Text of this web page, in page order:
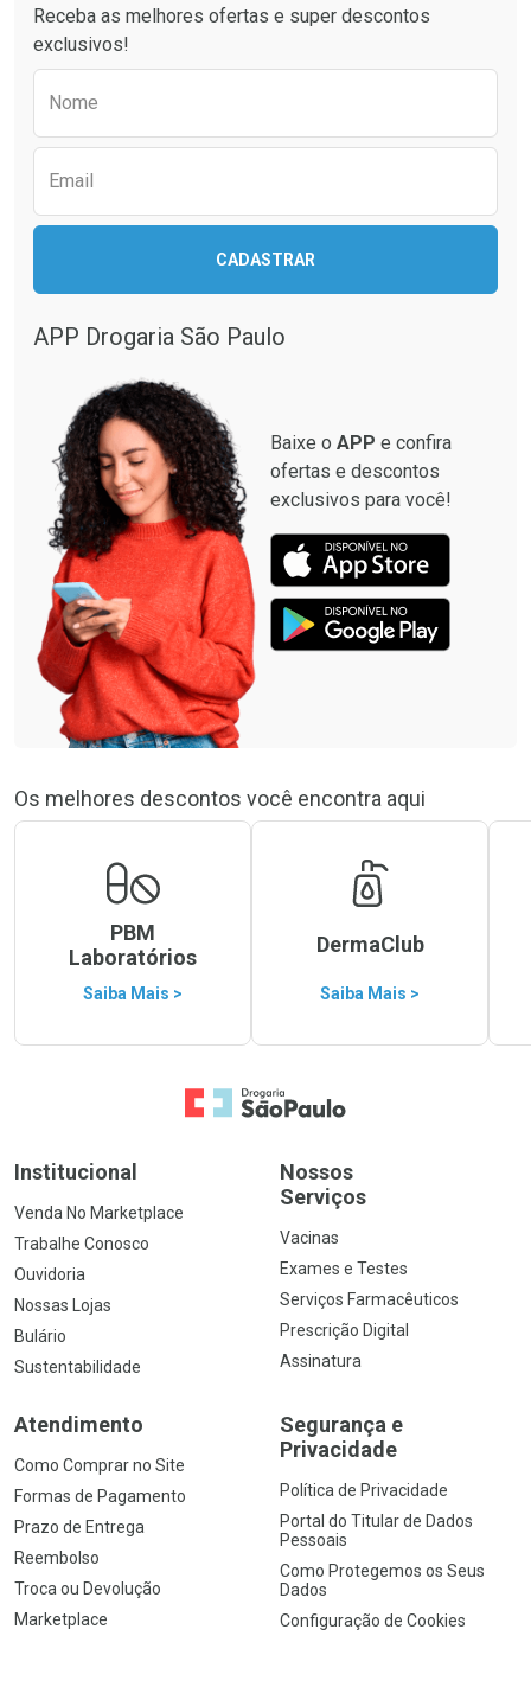
Comprar sem Desconto
Comprar sem Desconto
Comprar sem Desconto
Comprar sem Desconto
Receba as melhores ofertas e super descontos
exclusivos!
Nome
Email
CADASTRAR
APP Drogaria São Paulo
Baixe o APP e confira
ofertas e descontos
exclusivos para você!
Os melhores descontos você encontra aqui
PBM
Laboratórios
Saiba Mais >
DermaClub
Saiba Mais >
Ir para a Home
Institucional
Venda No Marketplace
Trabalhe Conosco
Ouvidoria
Nossas Lojas
Bulário
Sustentabilidade
Nossos
Serviços
Vacinas
Exames e Testes
Serviços Farmacêuticos
Prescrição Digital
Assinatura
Atendimento
Como Comprar no Site
Formas de Pagamento
Prazo de Entrega
Reembolso
Troca ou Devolução
Marketplace
Segurança e
Privacidade
Política de Privacidade
Portal do Titular de Dados
Pessoais
Como Protegemos os Seus
Dados
Configuração de Cookies